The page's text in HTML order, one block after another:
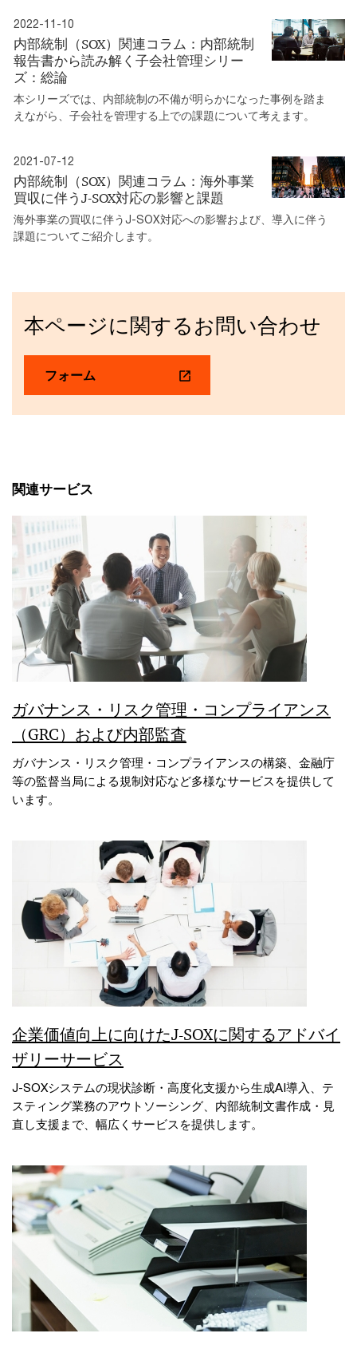
2022-11-10
内部統制（SOX）関連コラム：内部統制
報告書から読み解く子会社管理シリー
ズ：総論
本シリーズでは、内部統制の不備が明らかになった事例を踏ま
えながら、子会社を管理する上での課題について考えます。
2021-07-12
内部統制（SOX）関連コラム：海外事業
買収に伴うJ-SOX対応の影響と課題
海外事業の買収に伴うJ-SOX対応への影響および、導入に伴う
課題についてご紹介します。
本ページに関するお問い合わせ
フォーム
関連サービス
ガバナンス・リスク管理・コンプライアンス
（GRC）および内部監査
ガバナンス・リスク管理・コンプライアンスの構築、金融庁
等の監督当局による規制対応など多様なサービスを提供して
います。
企業価値向上に向けたJ-SOXに関するアドバイ
ザリーサービス
J-SOXシステムの現状診断・高度化支援から生成AI導入、テ
スティング業務のアウトソーシング、内部統制文書作成・見
直し支援まで、幅広くサービスを提供します。